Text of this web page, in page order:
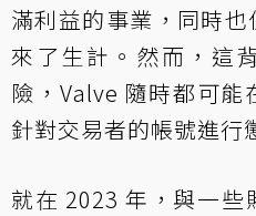
滿利益的事業，同時
來了生計。然而，這
險，Valve 隨時都可能
針對交易者的帳號進行
就在 2023 年，與一